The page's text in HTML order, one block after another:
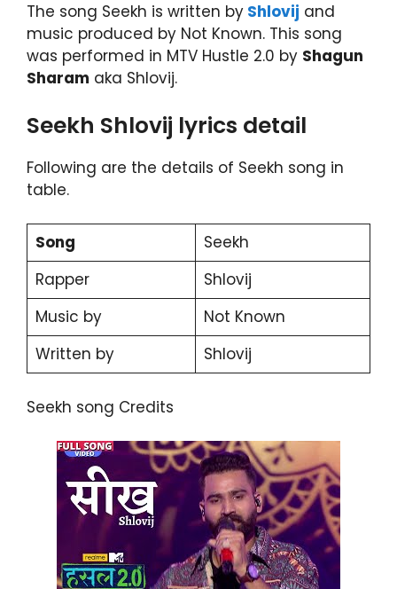
The song Seekh is written by Shlovij and
music produced by Not Known. This song
was performed in MTV Hustle 2.0 by Shagun
Sharam aka Shlovij.
Seekh Shlovij lyrics detail
Following are the details of Seekh song in
table.
Song
Seekh
Rapper
Shlovij
Music by
Not Known
Written by
Shlovij
Seekh song Credits